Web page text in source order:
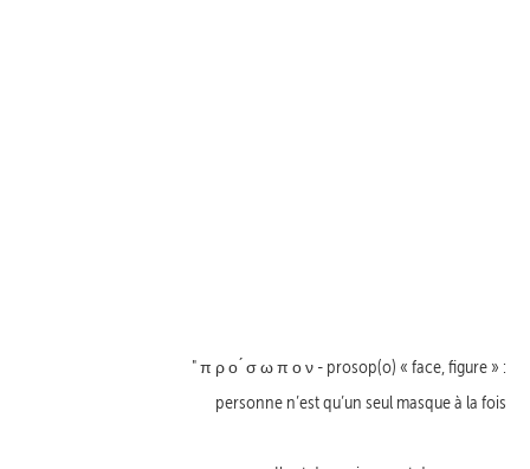
"π ρ ο ́ σ ω π ο ν - prosop(o) « face, figure » :
personne n’est qu’un seul masque à la fois